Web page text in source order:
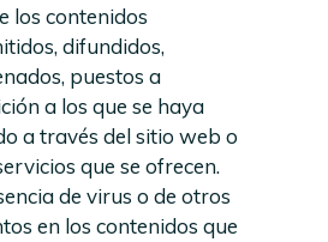
los contenidos
difundidos,
puestos a
a los que se haya
a través del sitio web o
que se ofrecen.
de virus o de otros
en los contenidos que